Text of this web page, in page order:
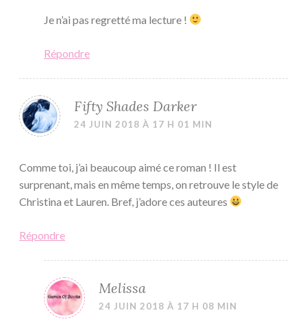
Je n’ai pas regretté ma lecture !
Répondre
Fifty Shades Darker
24 JUIN 2018 À 17 H 01 MIN
Comme toi, j’ai beaucoup aimé ce roman ! Il est
surprenant, mais en même temps, on retrouve le style de
Christina et Lauren. Bref, j’adore ces auteures
Répondre
Melissa
24 JUIN 2018 À 17 H 08 MIN